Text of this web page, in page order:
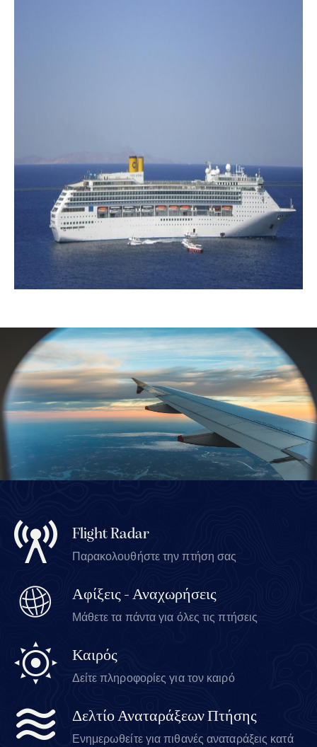
Flight Radar
Παρακολουθήστε την πτήση σας
Αφίξεις - Αναχωρήσεις
Μάθετε τα πάντα για όλες τις πτήσεις
Καιρός
Δείτε πληροφορίες για τον καιρό
Δελτίο Αναταράξεων Πτήσης
Ενημερωθείτε για πιθανές αναταράξεις κατά